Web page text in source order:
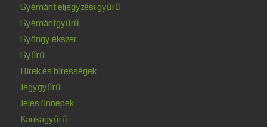
Gyémánt eljegyzési gyűrű
Gyémántgyűrű
Gyöngy ékszer
Gyűrű
Hírek és hírességek
Jegygyűrű
Jeles ünnepek
Karikagyűrű